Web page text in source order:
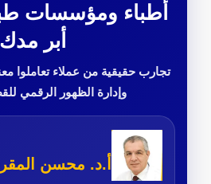
أطباء ومؤسسات
أبر مدك
تجارب حقيقية من عملاء تعاملوا
وإدارة الظهور الرقمي
أ.د. محسن